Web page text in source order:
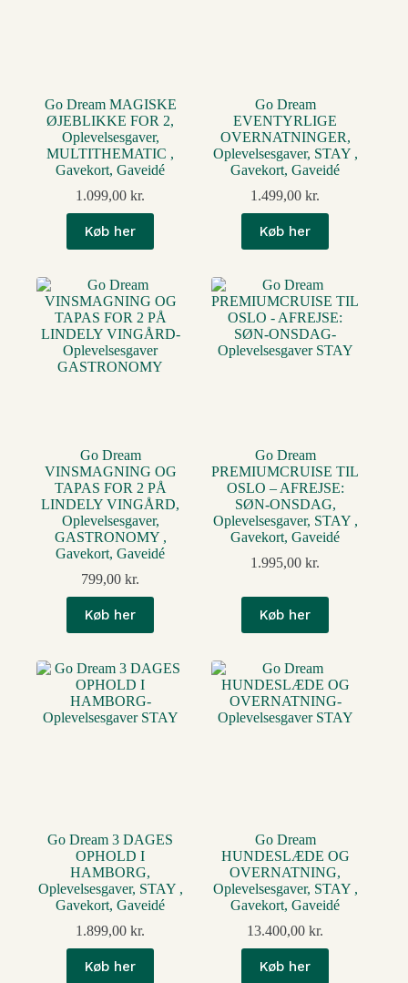
Go Dream MAGISKE
ØJEBLIKKE FOR 2,
Oplevelsesgaver,
MULTITHEMATIC ,
Gavekort, Gaveidé
1.099,00kr.
Køb her
Go Dream
EVENTYRLIGE
OVERNATNINGER,
Oplevelsesgaver, STAY ,
Gavekort, Gaveidé
1.499,00kr.
Køb her
Go Dream
VINSMAGNING OG
TAPAS FOR 2 PÅ
LINDELY VINGÅRD,
Oplevelsesgaver,
GASTRONOMY ,
Gavekort, Gaveidé
799,00kr.
Køb her
Go Dream
PREMIUMCRUISE TIL
OSLO – AFREJSE:
SØN-ONSDAG,
Oplevelsesgaver, STAY ,
Gavekort, Gaveidé
1.995,00kr.
Køb her
Go Dream 3 DAGES
OPHOLD I
HAMBORG,
Oplevelsesgaver, STAY ,
Gavekort, Gaveidé
1.899,00kr.
Køb her
Go Dream
HUNDESLÆDE OG
OVERNATNING,
Oplevelsesgaver, STAY ,
Gavekort, Gaveidé
13.400,00kr.
Køb her